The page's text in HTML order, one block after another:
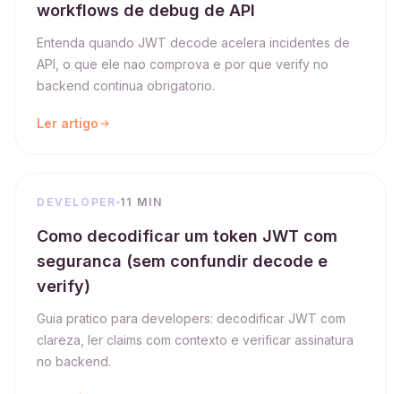
workflows de debug de API
Entenda quando JWT decode acelera incidentes de
API, o que ele nao comprova e por que verify no
backend continua obrigatorio.
Ler artigo
DEVELOPER 11 MIN
Como decodificar um token JWT com
seguranca (sem confundir decode e
verify)
Guia pratico para developers: decodificar JWT com
clareza, ler claims com contexto e verificar assinatura
no backend.